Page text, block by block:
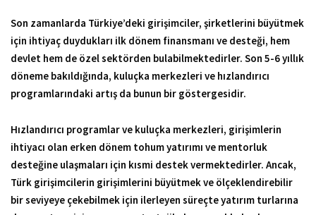
Son zamanlarda Türkiye’deki girişimciler, şirketlerini büyütmek
için ihtiyaç duydukları ilk dönem finansmanı ve desteği, hem
devlet hem de özel sektörden bulabilmektedirler. Son 5-6 yıllık
döneme bakıldığında, kuluçka merkezleri ve hızlandırıcı
programlarındaki artış da bunun bir göstergesidir.
Hızlandırıcı programlar ve kuluçka merkezleri, girişimlerin
ihtiyacı olan erken dönem tohum yatırımı ve mentorluk
desteğine ulaşmaları için kısmi destek vermektedirler. Ancak,
Türk girişimcilerin girişimlerini büyütmek ve ölçeklendirebilir
bir seviyeye çekebilmek için ilerleyen süreçte yatırım turlarına